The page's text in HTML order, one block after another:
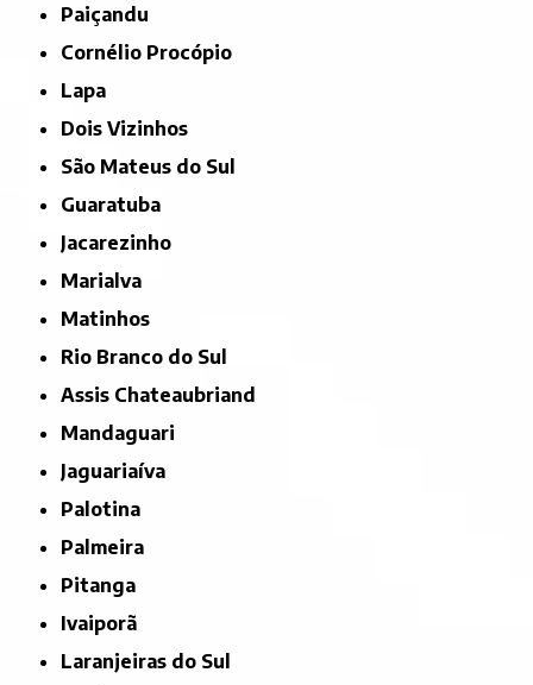
Paiçandu
Cornélio Procópio
Lapa
Dois Vizinhos
São Mateus do Sul
Guaratuba
Jacarezinho
Marialva
Matinhos
Rio Branco do Sul
Assis Chateaubriand
Mandaguari
Jaguariaíva
Palotina
Palmeira
Pitanga
Ivaiporã
Laranjeiras do Sul